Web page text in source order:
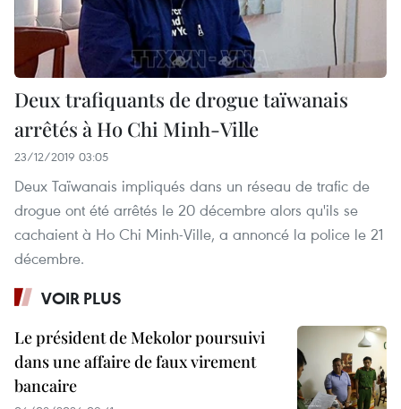
Deux trafiquants de drogue taïwanais
arrêtés à Ho Chi Minh-Ville
23/12/2019 03:05
Deux Taïwanais impliqués dans un réseau de trafic de
drogue ont été arrêtés le 20 décembre alors qu'ils se
cachaient à Ho Chi Minh-Ville, a annoncé la police le 21
décembre.
VOIR PLUS
Le président de Mekolor poursuivi
dans une affaire de faux virement
bancaire